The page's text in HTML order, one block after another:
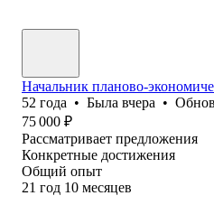
Начальник планово-
52 года • Была вчера •
75 000 ₽
Рассматривает предложения
Конкретные достижения
Общий опыт
21 год 10 месяцев